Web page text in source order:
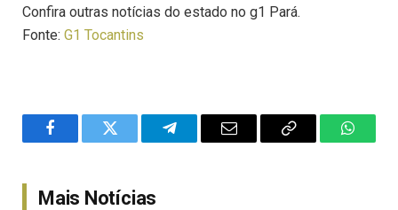
Confira outras notícias do estado no g1 Pará.
Fonte: G1 Tocantins
FacebookTwitter TelegramEmail
Copy
Mais Notícias